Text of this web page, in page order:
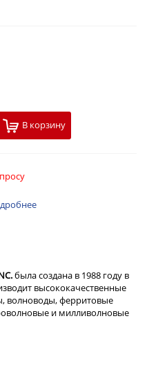
В корзину
была создана в 1988 году в
высококачественные
волноводы, ферритовые
и милливолновые